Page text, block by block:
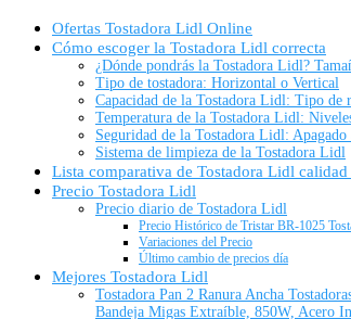
Ofertas Tostadora Lidl Online
Cómo escoger la Tostadora Lidl correcta
¿Dónde pondrás la Tostadora Lidl?
Tipo de tostadora: Horizontal o Vertical
Capacidad de la Tostadora Lidl: Tipo de
Temperatura de la Tostadora Lidl:
Seguridad de la Tostadora Lidl: Apagado
Sistema de limpieza de la Tostadora Lidl
Lista comparativa de Tostadora Lidl
Precio Tostadora Lidl
Precio diario de Tostadora Lidl
Precio Histórico de Tristar BR-1025
Variaciones del Precio
Último cambio de precios día
Mejores Tostadora Lidl
Tostadora Pan 2 Ranura Ancha
Bandeja Migas Extraíble, 850W, Acero